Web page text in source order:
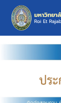
Skip
content